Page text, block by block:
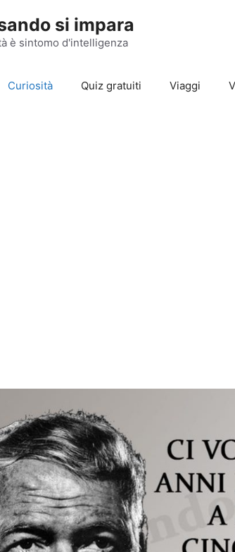
si impara
è sintomo d'intelligenza
Curiosità Quiz gratuiti Viaggi